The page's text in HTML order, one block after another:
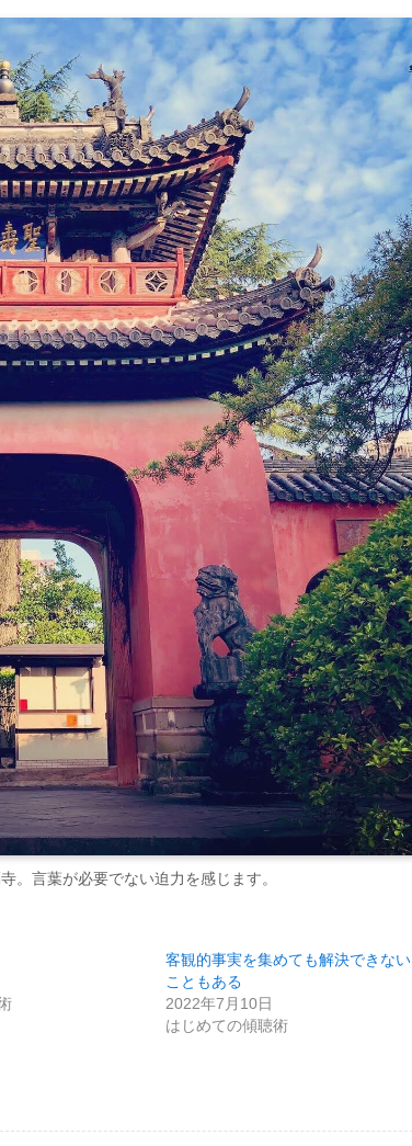
。言葉が必要でない迫力を感じます。
客観的事実を集めても解決できない
こともある
2022年7月10日
はじめての傾聴術